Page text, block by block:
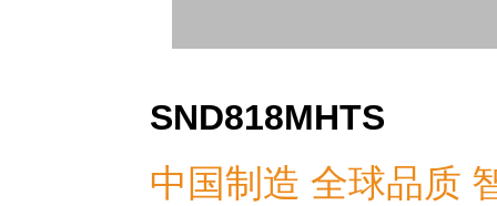
SND818MHTS
中国制造 全球品质